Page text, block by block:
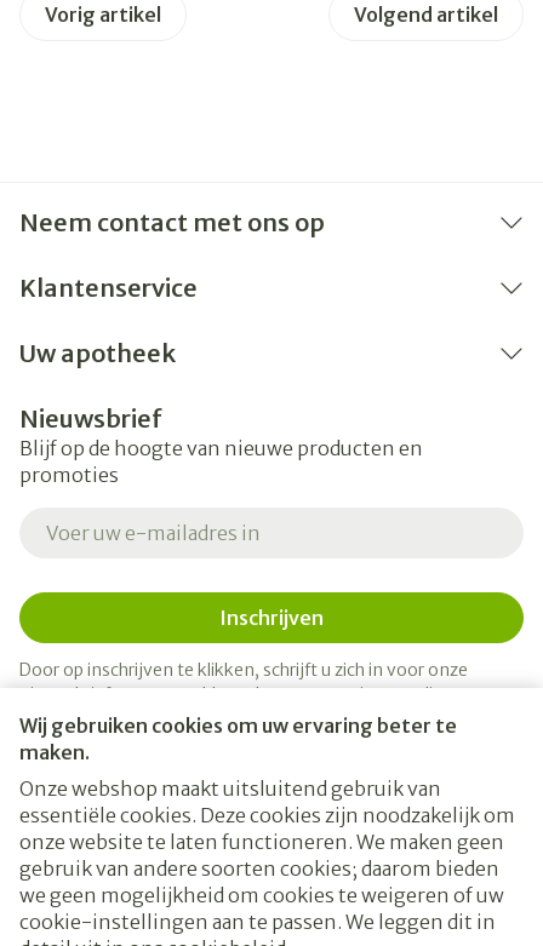
Wij gebruiken cookies om uw ervaring beter te
maken.
Onze webshop maakt uitsluitend gebruik van
essentiële cookies. Deze cookies zijn noodzakelijk om
onze website te laten functioneren. We maken geen
gebruik van andere soorten cookies; daarom bieden
we geen mogelijkheid om cookies te weigeren of uw
cookie-instellingen aan te passen. We leggen dit in
Vorig artikel Volgend artikel
Neem contact met ons op
Klantenservice
Uw apotheek
Nieuwsbrief
Blijf op de hoogte van nieuwe producten en
promoties
Inschrijven
Door op inschrijven te klikken, schrijft u zich in voor onze
nieuwsbrief en gaat u akkoord met onzeprivacy policy.
Juridische links